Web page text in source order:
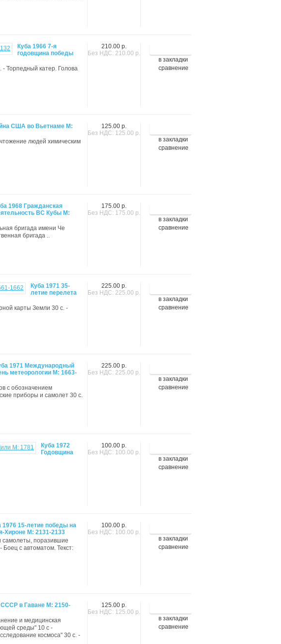
в закладки
сравнение
210.00 р.
Без НДС: 210.00 р.
Куба 1966 7-я
годовщина победы
- Торпедный катер. Голова
в закладки
сравнение
125.00 р.
Без НДС: 125.00 р.
США во Вьетнаме М:
людей химическим
в закладки
сравнение
175.00 р.
Без НДС: 175.00 р.
1968 Гражданская
ВС Кубы М:
бригада имени Че
бригада ..
в закладки
сравнение
225.00 р.
Без НДС: 225.00 р.
Куба 1971 35-
летие перелета
карты Земли 30 с. -
в закладки
сравнение
225.00 р.
Без НДС: 225.00 р.
1971 Международный
метеорологии M: 1663-
с обозначением
приборы и самолет 30 с.
в закладки
сравнение
100.00 р.
Без НДС: 100.00 р.
Куба 1972
Годовщина
в закладки
сравнение
100.00 р.
Без НДС: 100.00 р.
1976 15-летие победы на
Хироне М: 2131-2133
самолеты, поразившие
с автоматом. Текст:
в закладки
сравнение
125.00 р.
Без НДС: 125.00 р.
в Гаване М: 2150-
и медицинская
среды" 10 с -
космоса" 30 с. -